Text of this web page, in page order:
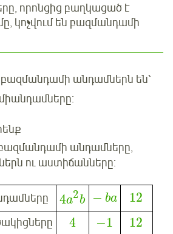
որոնցից բաղկացած է
կոչվում են բազմանդամի
բազմանդամի անդամներն են՝
միանդամները:
անդամները,
ու աստիճանները:
4a2b − ba 12
4 −1 12